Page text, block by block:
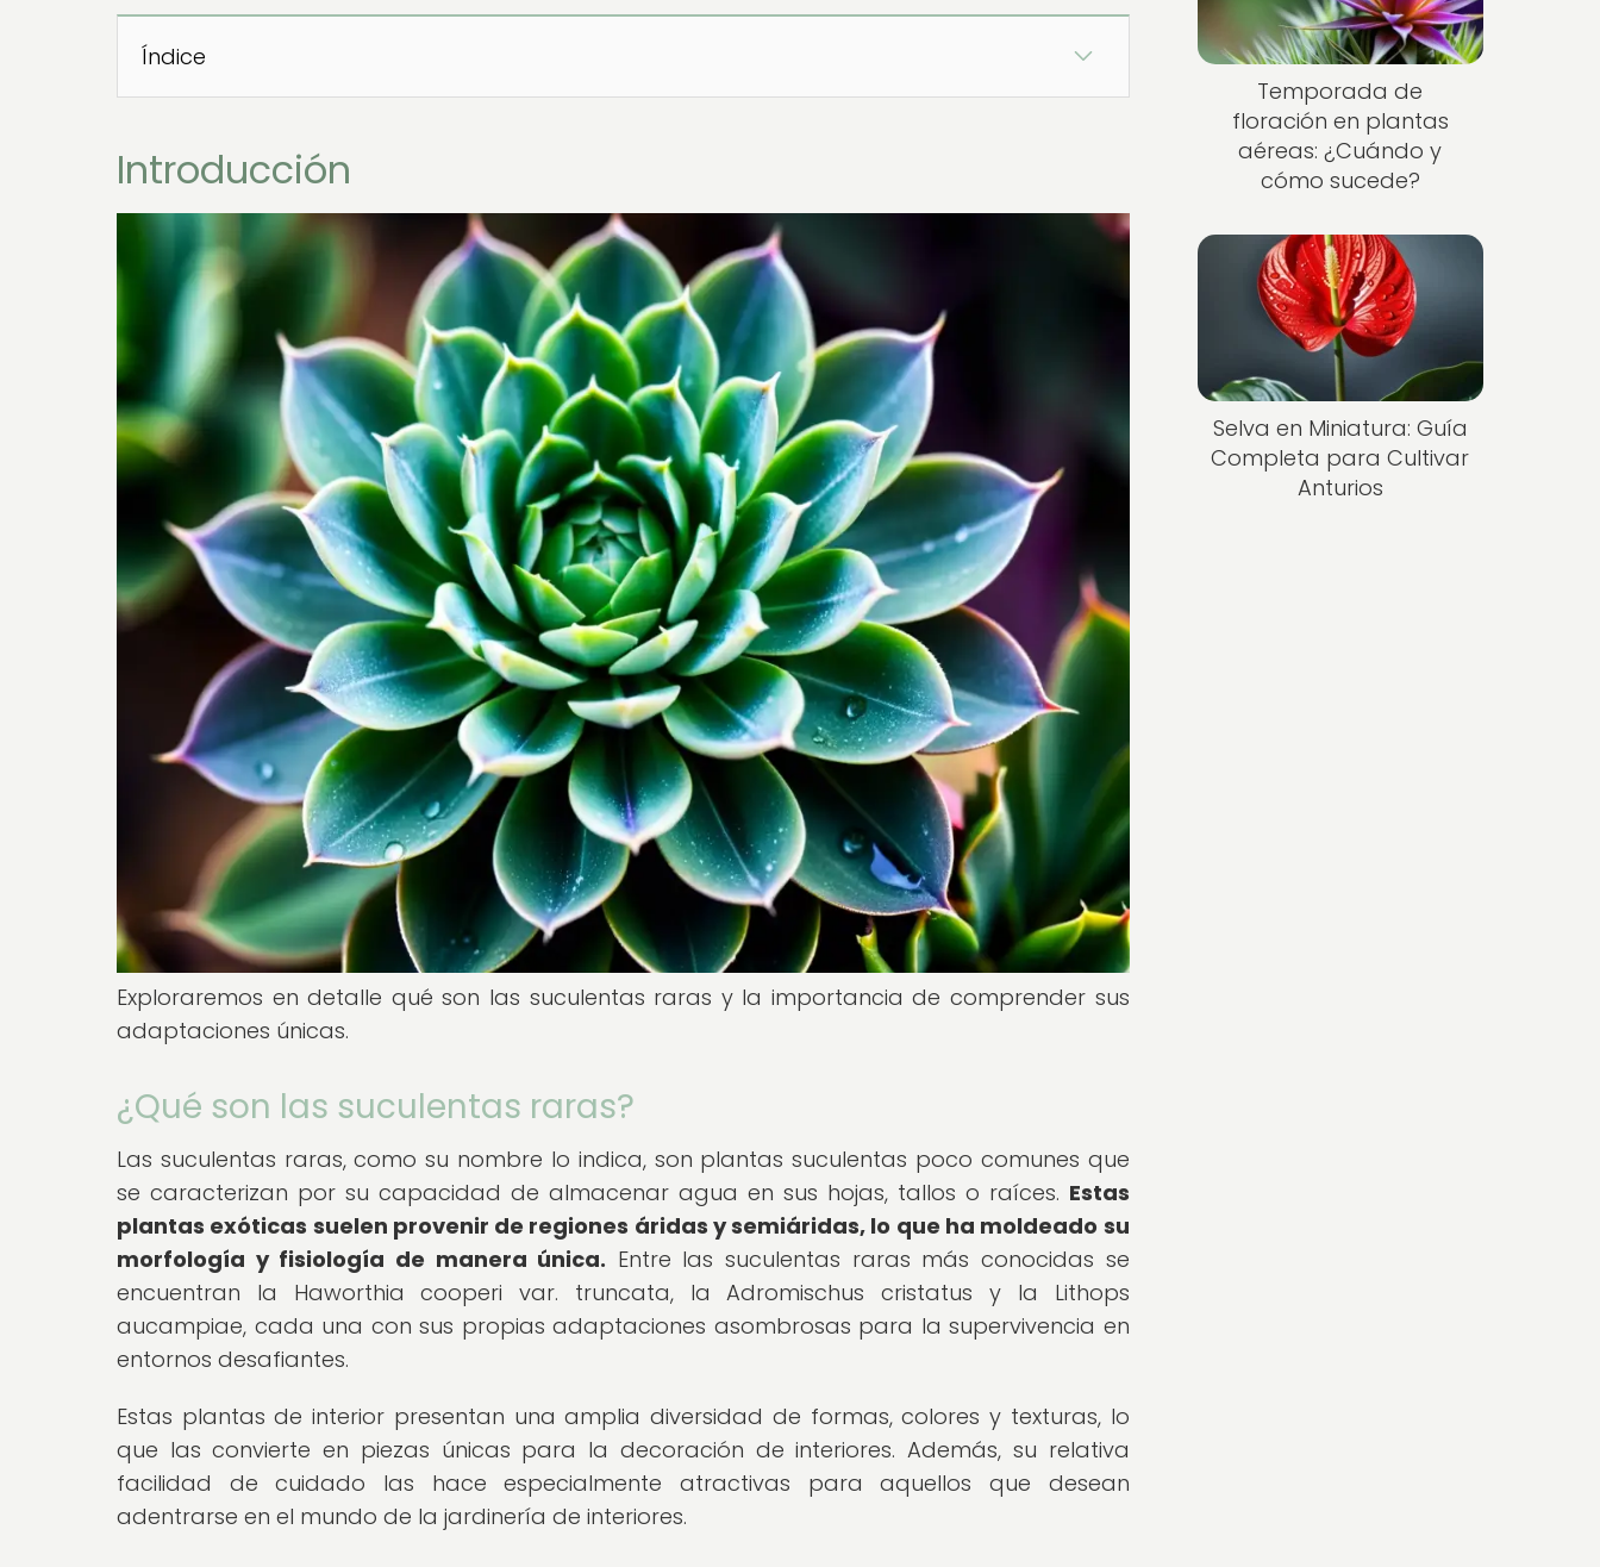
Índice
Introducción
Exploraremos en detalle qué son las suculentas raras y la importancia de comprender sus
adaptaciones únicas.
¿Qué son las suculentas raras?
Las suculentas raras, como su nombre lo indica, son plantas suculentas poco comunes que
se caracterizan por su capacidad de almacenar agua en sus hojas, tallos o raíces. Estas
plantas exóticas suelen provenir de regiones áridas y semiáridas, lo que ha moldeado su
morfología y fisiología de manera única. Entre las suculentas raras más conocidas se
encuentran la Haworthia cooperi var. truncata, la Adromischus cristatus y la Lithops
aucampiae, cada una con sus propias adaptaciones asombrosas para la supervivencia en
entornos desafiantes.
Estas plantas de interior presentan una amplia diversidad de formas, colores y texturas, lo
que las convierte en piezas únicas para la decoración de interiores. Además, su relativa
facilidad de cuidado las hace especialmente atractivas para aquellos que desean
adentrarse en el mundo de la jardinería de interiores.
Temporada de
floración en plantas
aéreas: ¿Cuándo y
cómo sucede?
Selva en Miniatura: Guía
Completa para Cultivar
Anturios